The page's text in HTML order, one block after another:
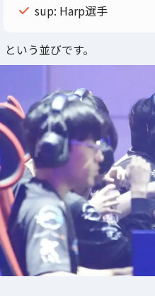
sup: Harp選手
という並びです。